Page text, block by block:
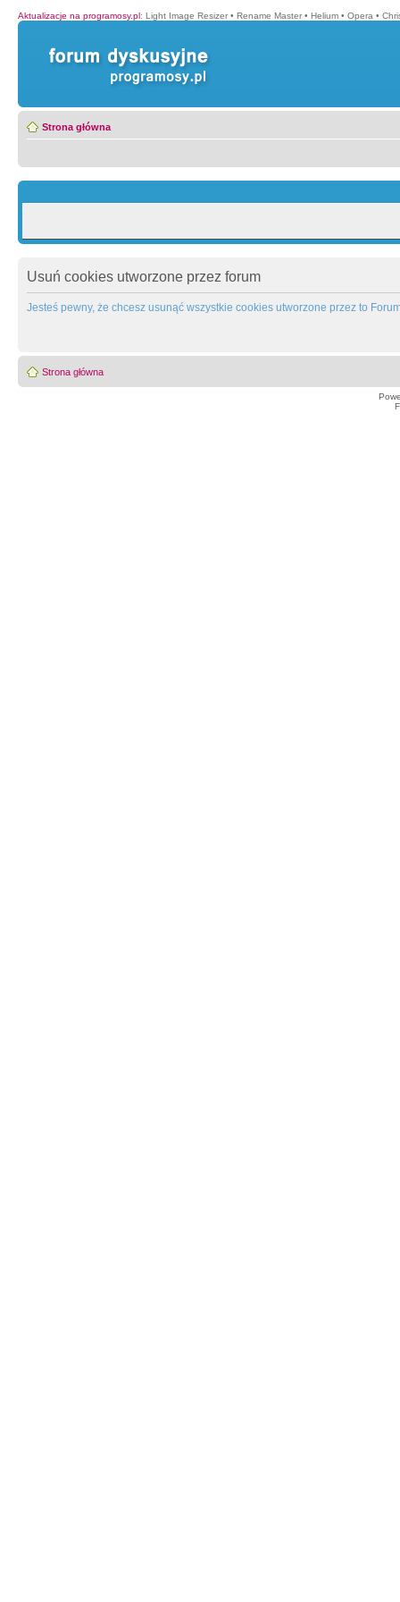
Aktualizacje na programosy.pl: Light Image Resizer • Rename Master • Helium • Opera •
Strona główna
Usuń cookies utworzone przez forum
Jesteś pewny, że chcesz usunąć wszystkie cookies utworzone przez to
Strona główna